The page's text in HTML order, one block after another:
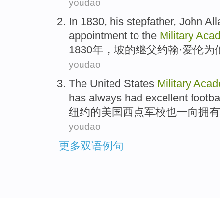
youdao
In 1830, his stepfather, John
appointment to the Military
1830年， 坡的继父约翰·爱伦为
youdao
The United States Military
has always had excellent
纽约的美国西点军校也一向拥有
youdao
更多双语例句